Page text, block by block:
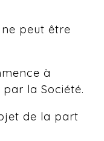
peut être
à
la Société.
de la part